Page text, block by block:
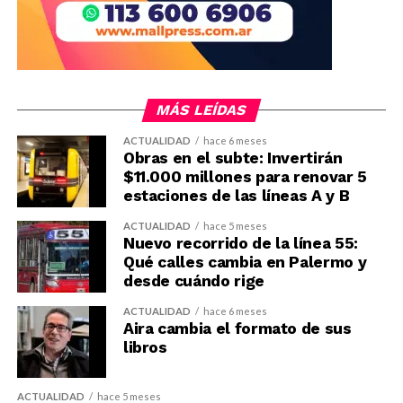
MÁS LEÍDAS
ACTUALIDAD hace 6 meses
Obras en el subte: Invertirán
$11.000 millones para renovar 5
estaciones de las líneas A y B
ACTUALIDAD hace 5 meses
Nuevo recorrido de la línea 55:
Qué calles cambia en Palermo y
desde cuándo rige
ACTUALIDAD hace 6 meses
Aira cambia el formato de sus
libros
ACTUALIDAD hace 5 meses